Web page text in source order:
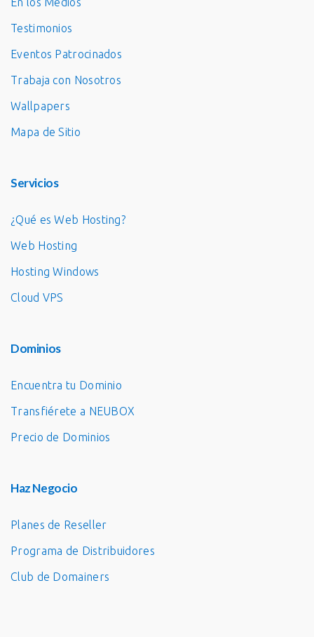
Testimonios
Eventos Patrocinados
Trabaja con Nosotros
Wallpapers
Mapa de Sitio
Servicios
¿Qué es Web Hosting?
Web Hosting
Hosting Windows
Cloud VPS
Dominios
Encuentra tu Dominio
Transfiérete a NEUBOX
Precio de Dominios
Haz Negocio
Planes de Reseller
Programa de Distribuidores
Club de Domainers